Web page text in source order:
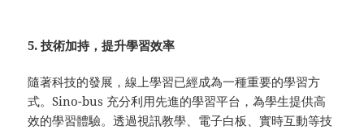
5. 技術加持，提升學習效率
隨著科技的發展，線上學習已經成為一種重要的學習方
式。Sino-bus 充分利用先進的學習平台，為學生提供高
效的學習體驗。透過視訊教學、電子白板、實時互動等技